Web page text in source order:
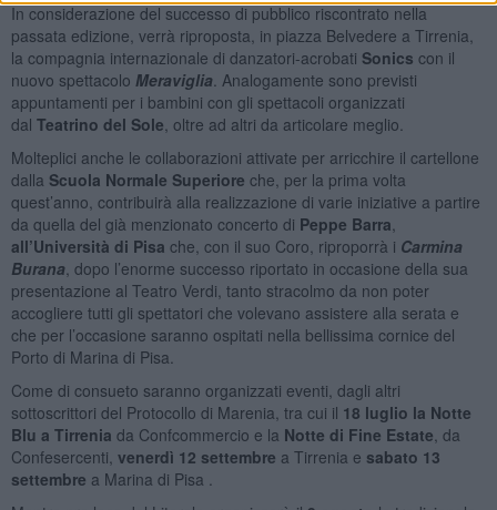
In considerazione del successo di pubblico riscontrato nella
passata edizione, verrà riproposta, in piazza Belvedere a Tirrenia,
la compagnia internazionale di danzatori-acrobati Sonics con il
nuovo spettacolo Meraviglia. Analogamente sono previsti
appuntamenti per i bambini con gli spettacoli organizzati
dal Teatrino del Sole , oltre ad altri da articolare meglio.
Molteplici anche le collaborazioni attivate per arricchire il cartellone
dalla Scuola Normale Superiore che, per la prima volta
quest’anno, contribuirà alla realizzazione di varie iniziative a partire
da quella del già menzionato concerto di Peppe Barra
all’Università di Pisa che, con il suo Coro, riproporrà i Carmina
Burana, dopo l’enorme successo riportato in occasione della sua
presentazione al Teatro Verdi, tanto stracolmo da non poter
accogliere tutti gli spettatori che volevano assistere alla serata e
che per l’occasione saranno ospitati nella bellissima cornice del
Porto di Marina di Pisa.
Come di consueto saranno organizzati eventi, dagli altri
sottoscrittori del Protocollo di Marenia, tra cui il 18 luglio la Notte
Blu a Tirrenia da Confcommercio e la Notte di Fine Estate , da
Confesercenti, venerdì 12 settembre a Tirrenia e sabato 13
settembre a Marina di Pisa .